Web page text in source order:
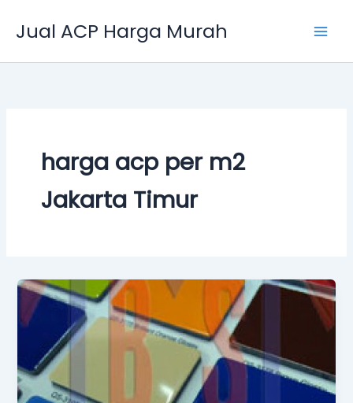
Jual ACP Harga Murah
harga acp per m2
Jakarta Timur